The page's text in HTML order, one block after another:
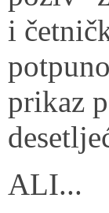
i
prikaz
ALI...